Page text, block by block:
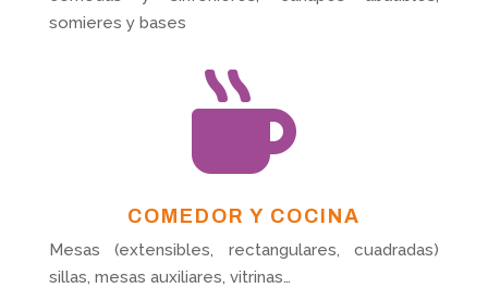
somieres y bases

COMEDOR Y COCINA
Mesas (extensibles, rectangulares, cuadradas)
sillas, mesas auxiliares, vitrinas…